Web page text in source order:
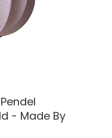
- Made By